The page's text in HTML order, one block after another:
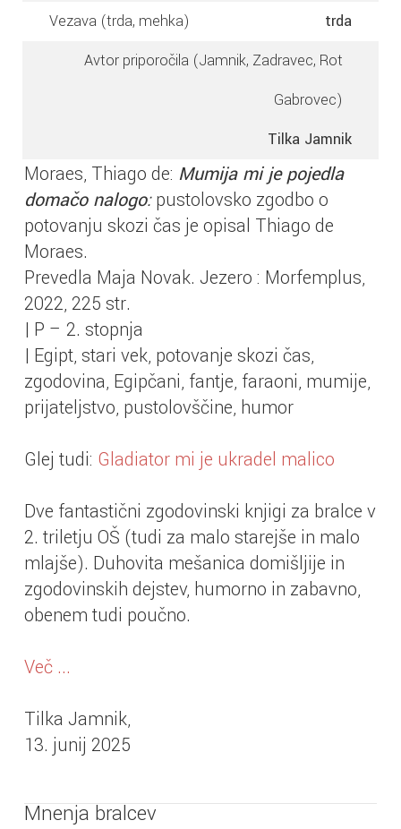
Vezava (trda, mehka)
trda
Avtor priporočila (Jamnik, Zadravec, Rot
Gabrovec)
Tilka Jamnik
Moraes, Thiago de: Mumija mi je pojedla
domačo nalogo:pustolovsko zgodbo o
potovanju skozi čas je opisal Thiago de
Moraes.
Prevedla Maja Novak. Jezero : Morfemplus,
2022, 225 str.
| P – 2. stopnja
| Egipt, stari vek, potovanje skozi čas,
zgodovina, Egipčani, fantje, faraoni, mumije,
prijateljstvo, pustolovščine, humor
Glej tudi: Gladiator mi je ukradel malico
Dve fantastični zgodovinski knjigi za bralce v
2. triletju OŠ (tudi za malo starejše in malo
mlajše). Duhovita mešanica domišljije in
zgodovinskih dejstev, humorno in zabavno,
obenem tudi poučno.
Več ...
Tilka Jamnik,
13. junij 2025
Mnenja bralcev